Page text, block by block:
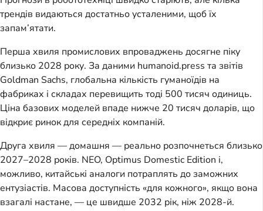
трендів видаються достатньо усталеними, щоб їх
запам’ятати.
Перша хвиля промислових впроваджень досягне піку
близько 2028 року. За даними humanoid.press та звітів
Goldman Sachs, глобальна кількість гуманоїдів на
фабриках і складах перевищить тоді 500 тисяч одиниць.
Ціна базових моделей впаде нижче 20 тисяч доларів, що
відкриє ринок для середніх компаній.
Друга хвиля — домашня — реально розпочнеться близько
2027–2028 років. NEO, Optimus Domestic Edition і,
можливо, китайські аналоги потраплять до заможних
ентузіастів. Масова доступність «для кожного», якщо вона
взагалі настане, — це швидше 2032 рік, ніж 2028-й.